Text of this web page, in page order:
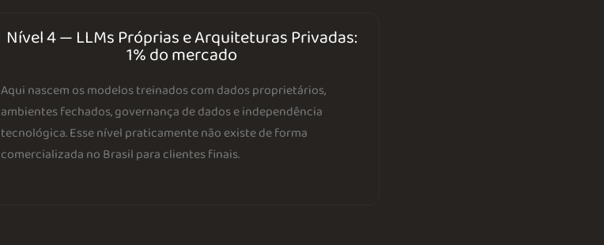
Nível 4 — LLMs Próprias e Arquiteturas Privadas:
1% do mercado
Aqui nascem os modelos treinados com dados proprietários,
ambientes fechados, governança de dados e independência
tecnológica. Esse nível praticamente não existe de forma
comercializada no Brasil para clientes finais.